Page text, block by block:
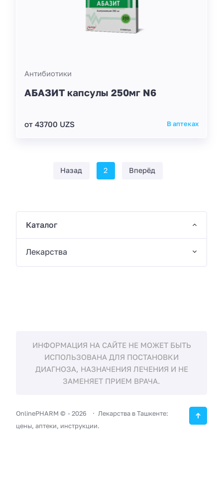
Антибиотики
АБАЗИТ капсулы 250мг N6
от 43700 UZS В аптеках
Назад 2 Вперёд
Каталог
Лекарства
ИНФОРМАЦИЯ НА САЙТЕ НЕ МОЖЕТ БЫТЬ
ИСПОЛЬЗОВАНА ДЛЯ ПОСТАНОВКИ
ДИАГНОЗА, НАЗНАЧЕНИЯ ЛЕЧЕНИЯ И НЕ
ЗАМЕНЯЕТ ПРИЕМ ВРАЧА.
OnlinePHARM © -2026
Лекарства в Ташкенте:
цены, аптеки, инструкции.